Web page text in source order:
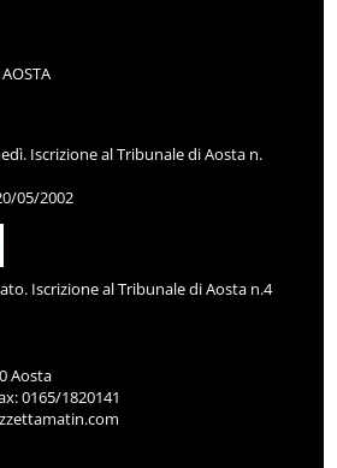
Iscrizione al Tribunale di Aosta n.
05/2002
Iscrizione al Tribunale di Aosta n.4
Aosta
0165/1820141